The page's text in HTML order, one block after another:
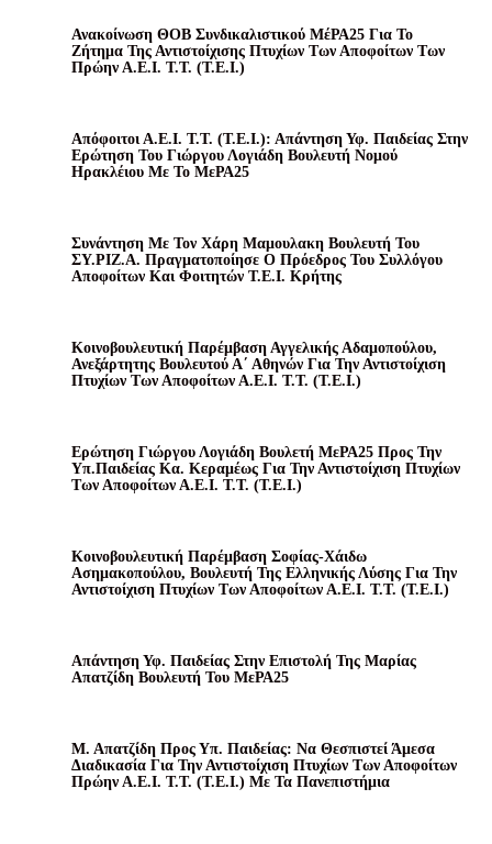
Ανακοίνωση ΘΟΒ Συνδικαλιστικού ΜέΡΑ25 Για Το
Ζήτημα Της Αντιστοίχισης Πτυχίων Των Αποφοίτων Των
Πρώην Α.Ε.Ι. Τ.Τ. (Τ.Ε.Ι.)
Απόφοιτοι Α.Ε.Ι. Τ.Τ. (Τ.Ε.Ι.): Απάντηση Υφ. Παιδείας Στην
Ερώτηση Του Γιώργου Λογιάδη Βουλευτή Νομού
Ηρακλέιου Με Το ΜεΡΑ25
Συνάντηση Με Τον Χάρη Μαμουλακη Βουλευτή Του
ΣΥ.ΡΙΖ.Α. Πραγματοποίησε Ο Πρόεδρος Του Συλλόγου
Αποφοίτων Και Φοιτητών Τ.Ε.Ι. Κρήτης
Κοινοβουλευτική Παρέμβαση Αγγελικής Αδαμοπούλου,
Ανεξάρτητης Βουλευτού Α΄ Αθηνών Για Την Αντιστοίχιση
Πτυχίων Των Αποφοίτων Α.Ε.Ι. Τ.Τ. (Τ.Ε.Ι.)
Ερώτηση Γιώργου Λογιάδη Βουλετή ΜεΡΑ25 Προς Την
Υπ.Παιδείας Κα. Κεραμέως Για Την Αντιστοίχιση Πτυχίων
Των Αποφοίτων Α.Ε.Ι. Τ.Τ. (Τ.Ε.Ι.)
Κοινοβουλευτική Παρέμβαση Σοφίας-Χάιδω
Ασημακοπούλου, Βουλευτή Της Ελληνικής Λύσης Για Την
Αντιστοίχιση Πτυχίων Των Αποφοίτων Α.Ε.Ι. Τ.Τ. (Τ.Ε.Ι.)
Απάντηση Υφ. Παιδείας Στην Επιστολή Της Μαρίας
Απατζίδη Βουλευτή Του ΜεΡΑ25
Μ. Απατζίδη Προς Υπ. Παιδείας: Να Θεσπιστεί Άμεσα
Διαδικασία Για Την Αντιστοίχιση Πτυχίων Των Αποφοίτων
Πρώην Α.Ε.Ι. Τ.Τ. (Τ.Ε.Ι.) Με Τα Πανεπιστήμια